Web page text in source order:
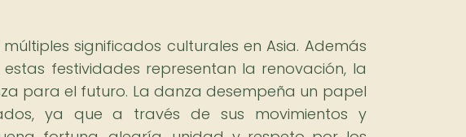
significados culturales en Asia. Además
festividades representan la renovación, la
para el futuro. La danza desempeña un papel
ya que a través de sus movimientos y